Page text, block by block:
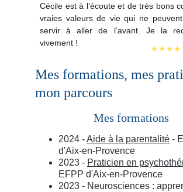
Cécile est à l’écoute et de très bons
vraies valeurs de vie qui ne
servir à aller de l’avant. Je la
vivement !
Mes formations, mes
mon parcours
2024 - Aide à la parentalité -
d'Aix-en-Provence
2023 - Praticien en
EFPP d'Aix-en-Provence
2023 - Neurosciences :
Mes formations